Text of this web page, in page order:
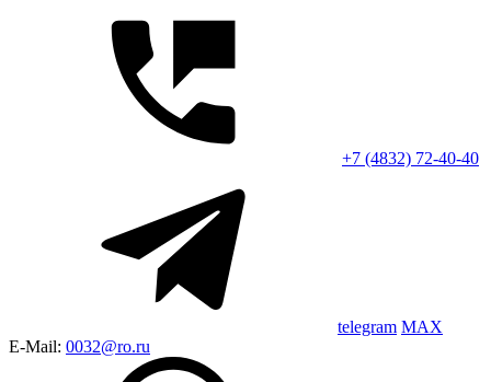
+7 (4832) 72-40-40
telegram MAX
E-Mail: 0032@ro.ru